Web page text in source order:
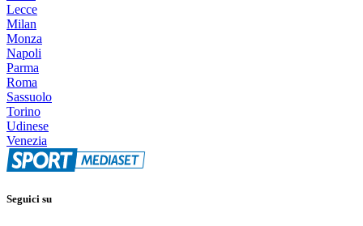
Lecce
Milan
Monza
Napoli
Parma
Roma
Sassuolo
Torino
Udinese
Venezia
Seguici su